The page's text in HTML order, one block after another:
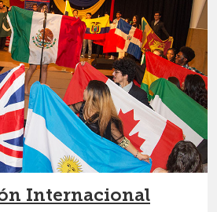
Internacional